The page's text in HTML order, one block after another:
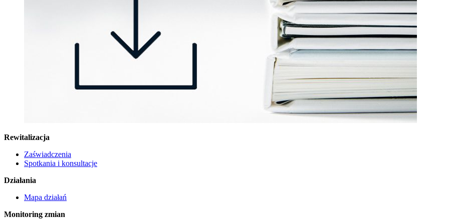
Rewitalizacja
Zaświadczenia
Spotkania i konsultacje
Działania
Mapa działań
Monitoring zmian